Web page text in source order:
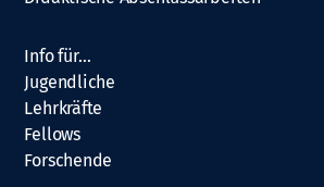
Info für…
Jugendliche
Lehrkräfte
Fellows
Forschende